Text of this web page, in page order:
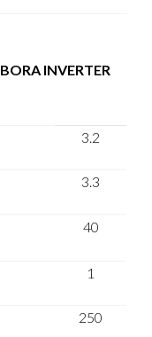
BORA INVERTER
3.2
3.3
40
1
250